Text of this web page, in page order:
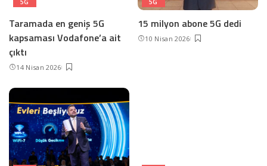
5G
Taramada en geniş 5G
kapsaması Vodafone’a ait
çıktı
14 Nisan 2026
5G
15 milyon abone 5G dedi
10 Nisan 2026